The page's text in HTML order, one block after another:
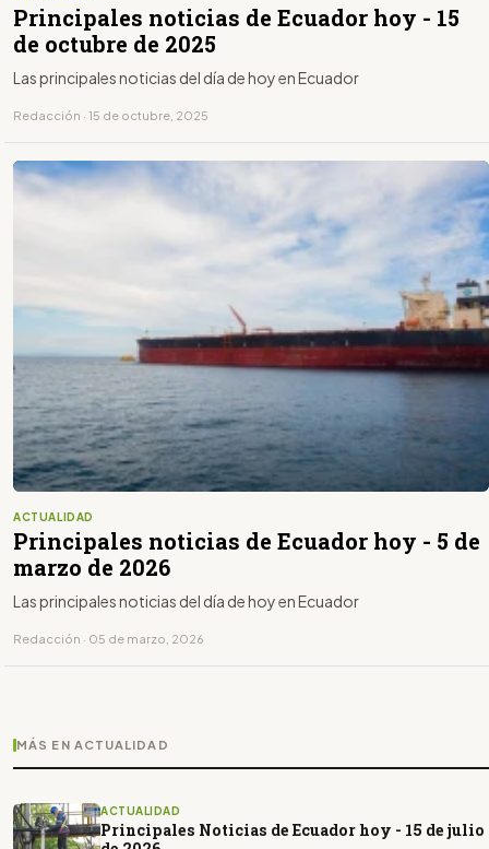
Principales noticias de Ecuador hoy - 15
de octubre de 2025
Las principales noticias del día de hoy en Ecuador
Redacción · 15 de octubre, 2025
ACTUALIDAD
Principales noticias de Ecuador hoy - 5 de
marzo de 2026
Las principales noticias del día de hoy en Ecuador
Redacción · 05 de marzo, 2026
MÁS EN ACTUALIDAD
ACTUALIDAD
Principales Noticias de Ecuador hoy - 15 de julio